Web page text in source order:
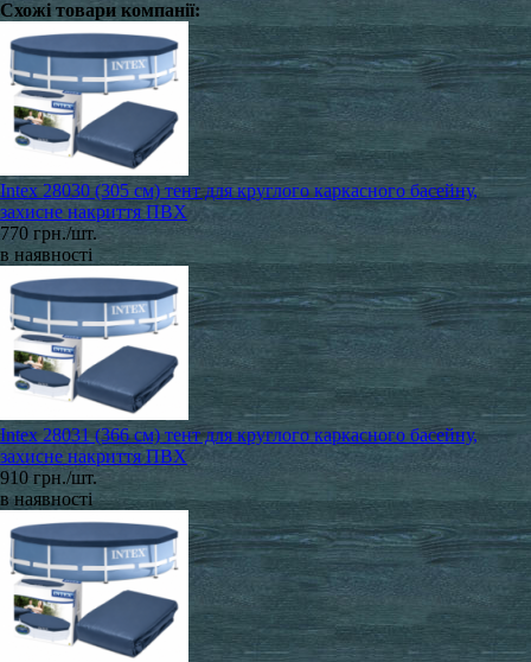
Схожі товари компанії:
Intex 28030 (305 см) тент для круглого каркасного басейну,
захисне накриття ПВХ
770 грн./шт.
в наявності
Intex 28031 (366 см) тент для круглого каркасного басейну,
захисне накриття ПВХ
910 грн./шт.
в наявності